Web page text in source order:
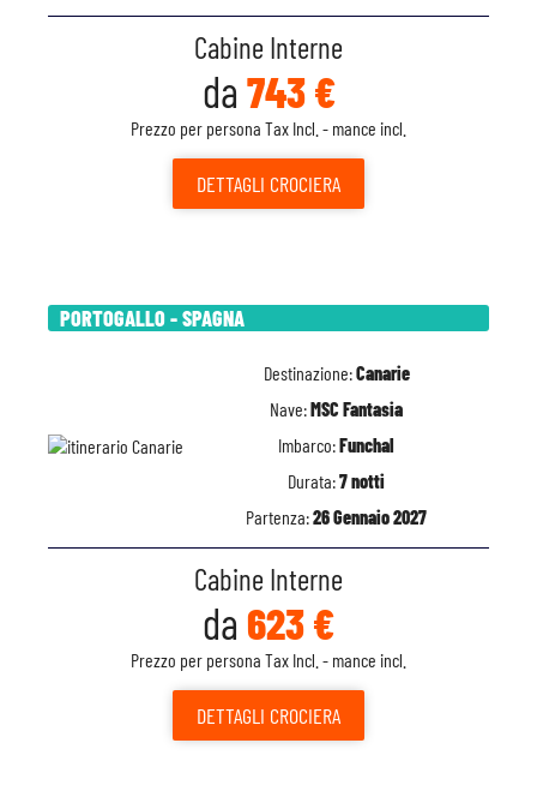
Cabine Interne
da 743 €
Prezzo per persona Tax Incl. - mance incl.
DETTAGLI CROCIERA
PORTOGALLO - SPAGNA
Destinazione:Canarie
Nave:MSC Fantasia
Imbarco:Funchal
Durata:7 notti
Partenza:26 Gennaio 2027
Cabine Interne
da 623 €
Prezzo per persona Tax Incl. - mance incl.
DETTAGLI CROCIERA